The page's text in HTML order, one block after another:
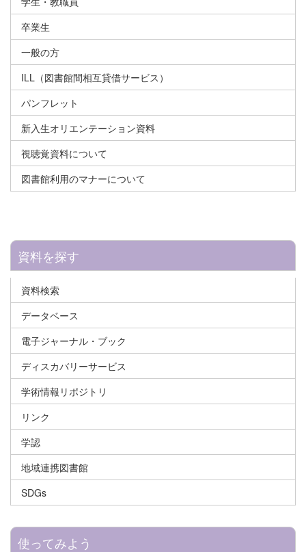
卒業生
一般の方
ILL（図書館間相互貸借サービス）
パンフレット
新入生オリエンテーション資料
視聴覚資料について
図書館利用のマナーについて
資料を探す
資料検索
データベース
電子ジャーナル・ブック
ディスカバリーサービス
学術情報リポジトリ
リンク
学認
地域連携図書館
SDGs
使ってみよう